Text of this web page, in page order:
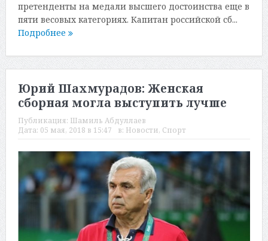
претенденты на медали высшего достоинства еще в
пяти весовых категориях. Капитан российской сб...
Подробнее
Юрий Шахмурадов: Женская
сборная могла выступить лучше
Публикация: Шамиль Абдуллаев
Дата: 05 мая, 2018 в 15:47 в: Новости, Спорт